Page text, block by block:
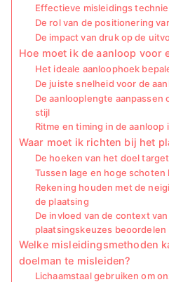
Effectieve misleidings
De rol van de positionering
De impact van druk op de
Hoe moet ik de aanloop voor
Het ideale aanloophoek
De juiste snelheid voor de
De aanlooplengte aanpassen
stijl
Ritme en timing in de aanloop
Waar moet ik richten bij het
De hoeken van het doel
Tussen lage en hoge schoten
Rekening houden met de
de plaatsing
De invloed van de context
plaatsingskeuzes beoordelen
Welke misleidingsmethoden
doelman te misleiden?
Lichaamstaal gebruiken om